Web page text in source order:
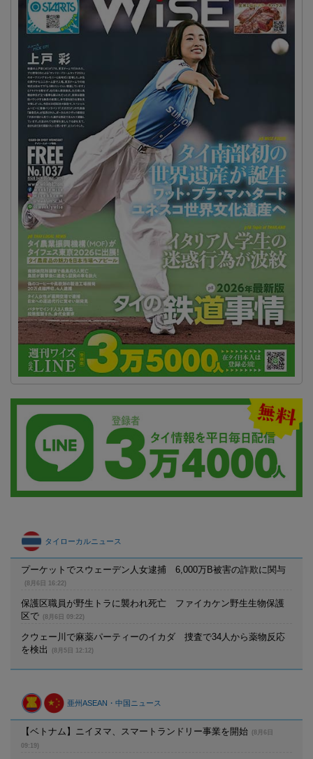
タイローカルニュース
プーケットでスウェーデン人女逮捕 6,000万B被害の詐欺に関与
(8月6日 16:22)
保護区職員が野生トラに襲われ死亡 ファイカケン野生生物保護
区で
(8月6日 09:22)
クウェー川で麻薬パーティーのイカダ 捜査で34人から薬物反応
を検出
(8月5日 12:12)
亜州ASEAN・中国ニュース
【ベトナム】ニイヌマ、スマートランドリー事業を開始
(8月6日
09:19)